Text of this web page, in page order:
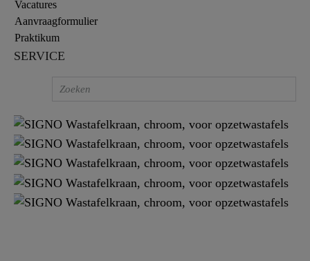
Vacatures
Aanvraagformulier
Praktikum
SERVICE